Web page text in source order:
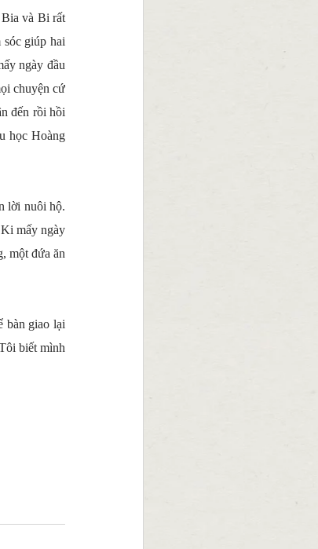
và Bi rất
giúp hai
ngày đầu
chuyện cứ
đến rồi hồi
học Hoàng
lời nuôi hộ.
mấy ngày
một đứa ăn
bàn giao lại
biết mình